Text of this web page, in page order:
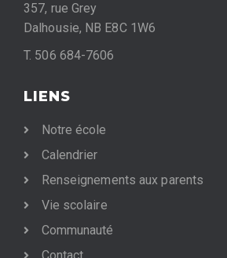
357, rue Grey
Dalhousie, NB E8C 1W6
T. 506 684-7606
LIENS
Notre école
Calendrier
Renseignements aux parents
Vie scolaire
Communauté